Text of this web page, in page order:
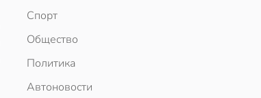
Спорт
Общество
Политика
Автоновости